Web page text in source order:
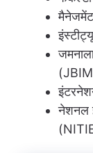
नेशनल